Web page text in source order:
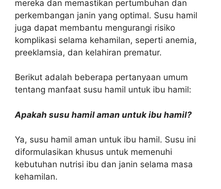
mereka dan memastikan pertumbuhan dan
perkembangan janin yang optimal. Susu hamil
juga dapat membantu mengurangi risiko
komplikasi selama kehamilan, seperti anemia,
preeklamsia, dan kelahiran prematur.
Berikut adalah beberapa pertanyaan umum
tentang manfaat susu hamil untuk ibu hamil:
Apakah susu hamil aman untuk ibu hamil?
Ya, susu hamil aman untuk ibu hamil. Susu ini
diformulasikan khusus untuk memenuhi
kebutuhan nutrisi ibu dan janin selama masa
kehamilan.